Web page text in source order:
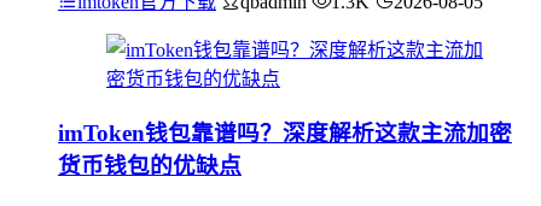
imToken钱包靠谱吗？深度解析这款主流加密
货币钱包的优缺点